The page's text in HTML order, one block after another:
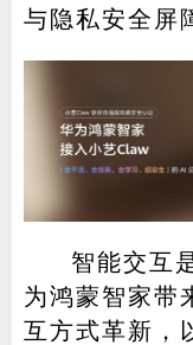
与隐私安全屏
智能交互
为鸿蒙智家带
互方式革新，